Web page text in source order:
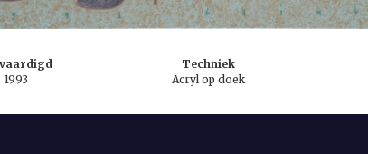
1993
Techniek
Acryl op doek